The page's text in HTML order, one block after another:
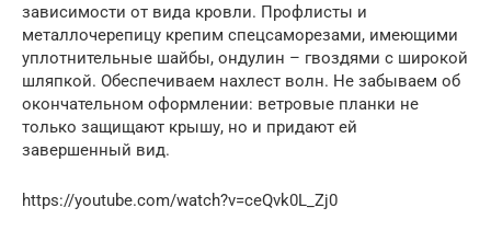
зависимости от вида кровли. Профлисты и
металлочерепицу крепим спецсаморезами, имеющими
уплотнительные шайбы, ондулин – гвоздями с широкой
шляпкой. Обеспечиваем нахлест волн. Не забываем об
окончательном оформлении: ветровые планки не
только защищают крышу, но и придают ей
завершенный вид.
https://youtube.com/watch?v=ceQvk0L_Zj0